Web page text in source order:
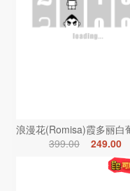
浪漫花(Romisa)霞多丽白
399.00
249.00